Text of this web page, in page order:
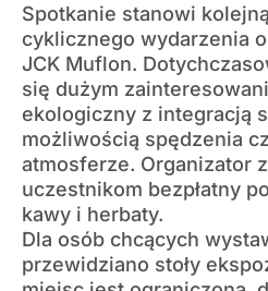
Spotkanie stanowi
cyklicznego wydarzenia
JCK Muflon.
się dużym
ekologiczny z integracją
możliwością spędzenia
atmosferze. Organizator
uczestnikom bezpłatny
kawy i herbaty.
Dla osób chcących
przewidziano stoły